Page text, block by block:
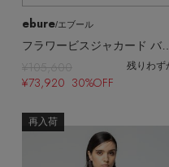
ebure/エブール
フラワービスジャカード バンドカラーワンピース
¥105,600 残りわず
¥73,920 30%OFF
再入荷